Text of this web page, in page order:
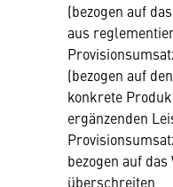
(bezogen auf
aus
(bezogen auf
konkrete
ergänzenden
bezogen auf
überschreiten